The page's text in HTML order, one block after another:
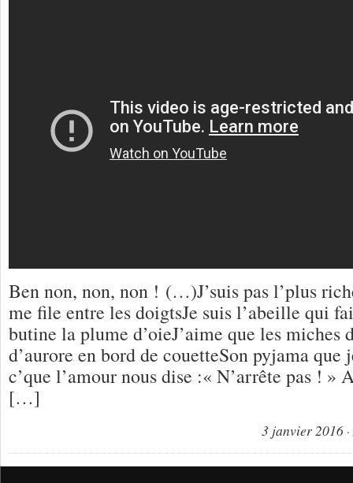
Ben non, non, non ! (…)J’suis pas l’plus
me file entre les doigtsJe suis l’abeille qui
butine la plume d’oieJ’aime que les miches
d’aurore en bord de couetteSon pyjama que
c’que l’amour nous dise :« N’arrête pas ! »
[…]
3 janvier 2016